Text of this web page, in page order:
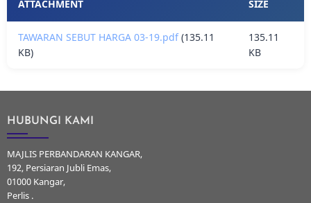
ATTACHMENT SIZE
TAWARAN SEBUT HARGA 03-19.pdf (135.11
KB)
135.11
KB
HUBUNGI KAMI
MAJLIS PERBANDARAN KANGAR,
192, Persiaran Jubli Emas,
01000 Kangar,
Perlis .